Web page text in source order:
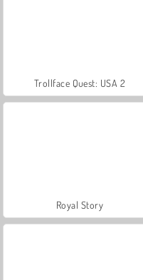
Trollface Quest: USA 2
Royal Story